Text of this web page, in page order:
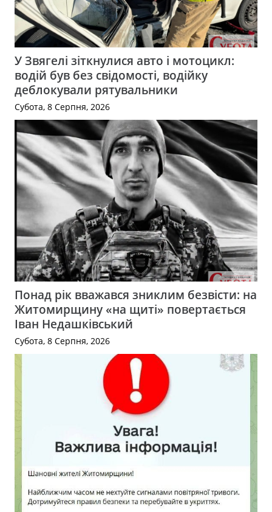
У Звягелі зіткнулися авто і мотоцикл:
водій був без свідомості, водійку
деблокували рятувальники
Субота, 8 Серпня, 2026
Понад рік вважався зниклим безвісти: на
Житомирщину «на щиті» повертається
Іван Недашківський
Субота, 8 Серпня, 2026